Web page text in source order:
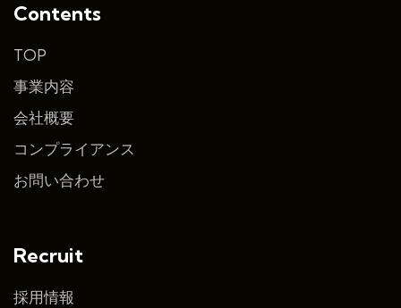
Contents
TOP
事業内容
会社概要
コンプライアンス
お問い合わせ
Recruit
採用情報